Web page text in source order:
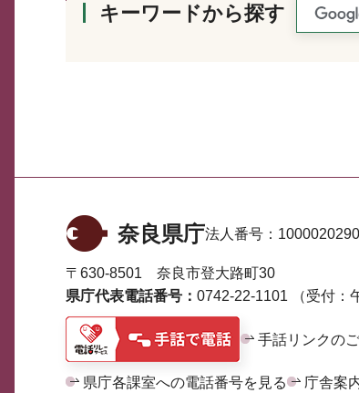
キーワードから探す
奈良県庁法人番号：
〒630-8501 奈良市登大路町30
県庁代表電話番号： 0742-22-1101 （受付：
手話リンクの
県庁各課室への電話番号を見る 庁舎案